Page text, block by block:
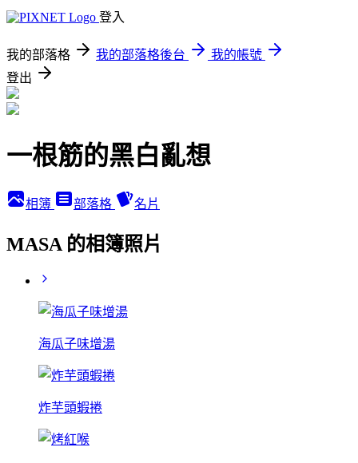
登入
我的部落格 我的部落格後台
我的帳號
登出
一根筋的黑白亂想
相簿 部落格 名片
MASA 的相簿照片
海瓜子味增湯
炸芋頭蝦捲